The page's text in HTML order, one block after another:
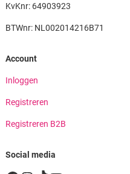
KvKnr: 64903923
BTWnr: NL002014216B71
Account
Inloggen
Registreren
Registreren B2B
Social media